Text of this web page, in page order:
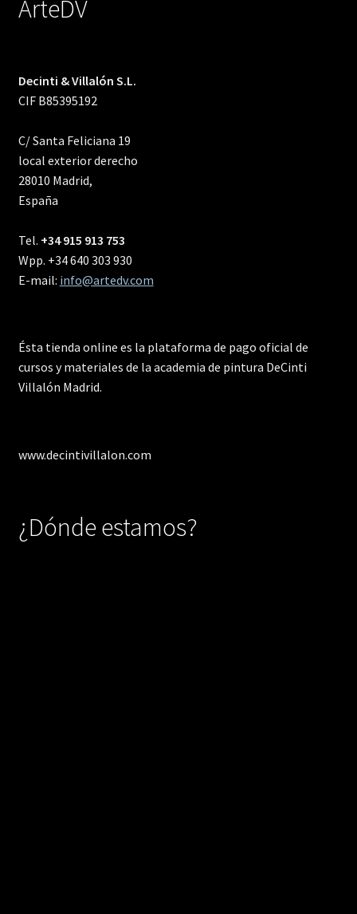
ArteDV
Decinti & Villalón S.L.
CIF B85395192
C/ Santa Feliciana 19
local exterior derecho
28010 Madrid,
España
Tel. +34 915 913 753
Wpp. +34 640 303 930
E-mail: info@artedv.com
Ésta tienda online es la plataforma de pago oficial de
cursos y materiales de la academia de pintura DeCinti
Villalón Madrid.
www.decintivillalon.com
¿Dónde estamos?